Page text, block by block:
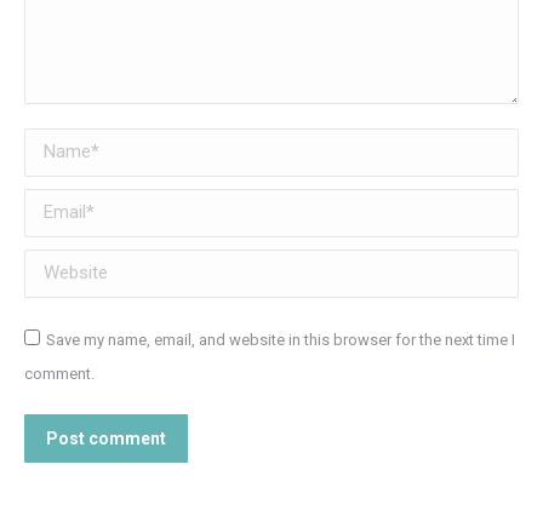
Name *
Email *
Website
Save my name, email, and website in this browser for the next time I
comment.
Post comment